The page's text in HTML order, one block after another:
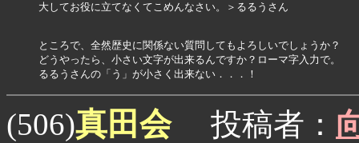
大してお役に立てなくてこめんなさい。＞るるうさん
ところで、全然歴史に関係ない質問してもよろしいでしょうか？
どうやったら、小さい文字が出来るんですか？ローマ字入力で。
るるうさんの「う」が小さく出来ない．．．！
(506)真田会 投稿者：